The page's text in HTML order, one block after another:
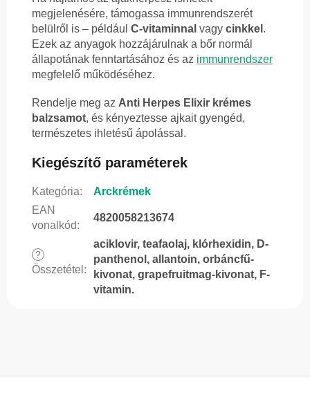
megjelenésére, támogassa immunrendszerét
belülről is – például C-vitaminnal vagy cinkkel .
Ezek az anyagok hozzájárulnak a bőr normál
állapotának fenntartásához és az immunrendszer
megfelelő működéséhez.
Rendelje meg az Anti Herpes Elixir krémes
balzsamot, és kényeztesse ajkait gyengéd,
természetes ihletésű ápolással.
Kiegészítő paraméterek
Kategória:
Arckrémek
EAN
vonalkód:
4820058213674
?
Összetétel :
aciklovir, teafaolaj, klórhexidin, D-
panthenol, allantoin, orbáncfű-
kivonat, grapefruitmag-kivonat, F-
vitamin.